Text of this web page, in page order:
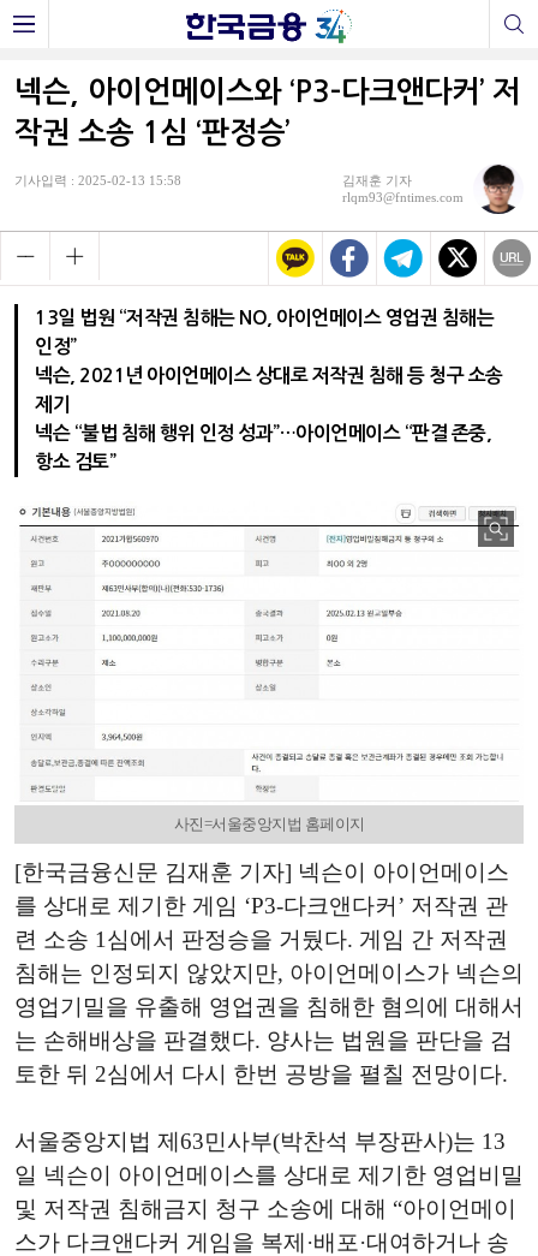
넥슨, 아이언메이스와 ‘P3-다크앤다커’ 저
작권 소송 1심 ‘판정승’
기사입력 : 2025-02-13 15:58
김재훈 기자
rlqm93@fntimes.com
13일 법원 “저작권 침해는 NO, 아이언메이스 영업권 침해는
인정”
넥슨, 2021년 아이언메이스 상대로 저작권 침해 등 청구 소송
제기
넥슨 “불법 침해 행위 인정 성과”…아이언메이스 “판결 존중,
항소 검토”
사진=서울중앙지법 홈페이지
[한국금융신문 김재훈 기자] 넥슨이 아이언메이스
를 상대로 제기한 게임 ‘P3-다크앤다커’ 저작권 관
련 소송 1심에서 판정승을 거뒀다. 게임 간 저작권
침해는 인정되지 않았지만, 아이언메이스가 넥슨의
영업기밀을 유출해 영업권을 침해한 혐의에 대해서
는 손해배상을 판결했다. 양사는 법원을 판단을 검
토한 뒤 2심에서 다시 한번 공방을 펼칠 전망이다.
서울중앙지법 제63민사부(박찬석 부장판사)는 13
일 넥슨이 아이언메이스를 상대로 제기한 영업비밀
및 저작권 침해금지 청구 소송에 대해 “아이언메이
스가 다크앤다커 게임을 복제·배포·대여하거나 송